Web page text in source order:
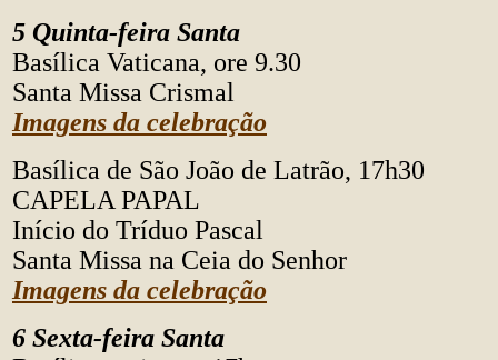
5 Quinta-feira Santa
Basílica Vaticana, ore 9.30
Santa Missa Crismal
Imagens da celebração
Basílica de São João de Latrão, 17h30
CAPELA PAPAL
Início do Tríduo Pascal
Santa Missa na Ceia do Senhor
Imagens da celebração
6 Sexta-feira Santa